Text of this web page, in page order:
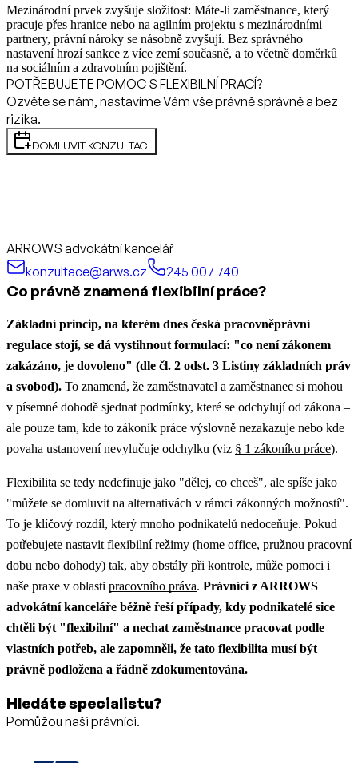
Mezinárodní prvek zvyšuje složitost: Máte-li zaměstnance, který
pracuje přes hranice nebo na agilním projektu s mezinárodními
partnery, právní nároky se násobně zvyšují. Bez správného
nastavení hrozí sankce z více zemí současně, a to včetně doměrků
na sociálním a zdravotním pojištění.
POTŘEBUJETE POMOC S FLEXIBILNÍ PRACÍ?
Ozvěte se nám, nastavíme Vám vše právně správně a bez
rizika.
DOMLUVIT KONZULTACI
ARROWS advokátní kancelář
konzultace@arws.cz
245 007 740
Co právně znamená flexibilní práce?
Základní princip, na kterém dnes česká pracovněprávní
regulace stojí, se dá vystihnout formulací: "co není zákonem
zakázáno, je dovoleno" (dle čl. 2 odst. 3 Listiny základních práv
a svobod). To znamená, že zaměstnavatel a zaměstnanec si mohou
v písemné dohodě sjednat podmínky, které se odchylují od zákona –
ale pouze tam, kde to zákoník práce výslovně nezakazuje nebo kde
povaha ustanovení nevylučuje odchylku (viz § 1 zákoníku práce).
Flexibilita se tedy nedefinuje jako "dělej, co chceš", ale spíše jako
"můžete se domluvit na alternativách v rámci zákonných možností".
To je klíčový rozdíl, který mnoho podnikatelů nedoceňuje. Pokud
potřebujete nastavit flexibilní režimy (home office, pružnou pracovní
dobu nebo dohody) tak, aby obstály při kontrole, může pomoci i
naše praxe v oblasti pracovního práva. Právníci z ARROWS
advokátní kanceláře běžně řeší případy, kdy podnikatelé sice
chtěli být "flexibilní" a nechat zaměstnance pracovat podle
vlastních potřeb, ale zapomněli, že tato flexibilita musí být
právně podložena a řádně zdokumentována.
Hledáte specialistu?
Pomůžou naši právníci.